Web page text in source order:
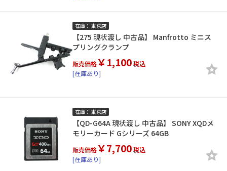
在庫： 東京店
【275 現状渡し 中古品】 Manfrotto ミニス
プリングクランプ
販売価格￥1,100税込
[在庫あり]
在庫： 東京店
【QD-G64A 現状渡し 中古品】 SONY XQDメ
モリーカード Gシリーズ 64GB
販売価格￥7,700税込
[在庫あり]